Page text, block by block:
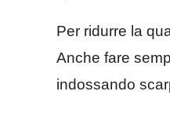
Per ridurre la
Anche fare
indossando